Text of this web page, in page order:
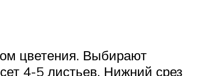
цветения. Выбирают
4-5 листьев. Нижний срез